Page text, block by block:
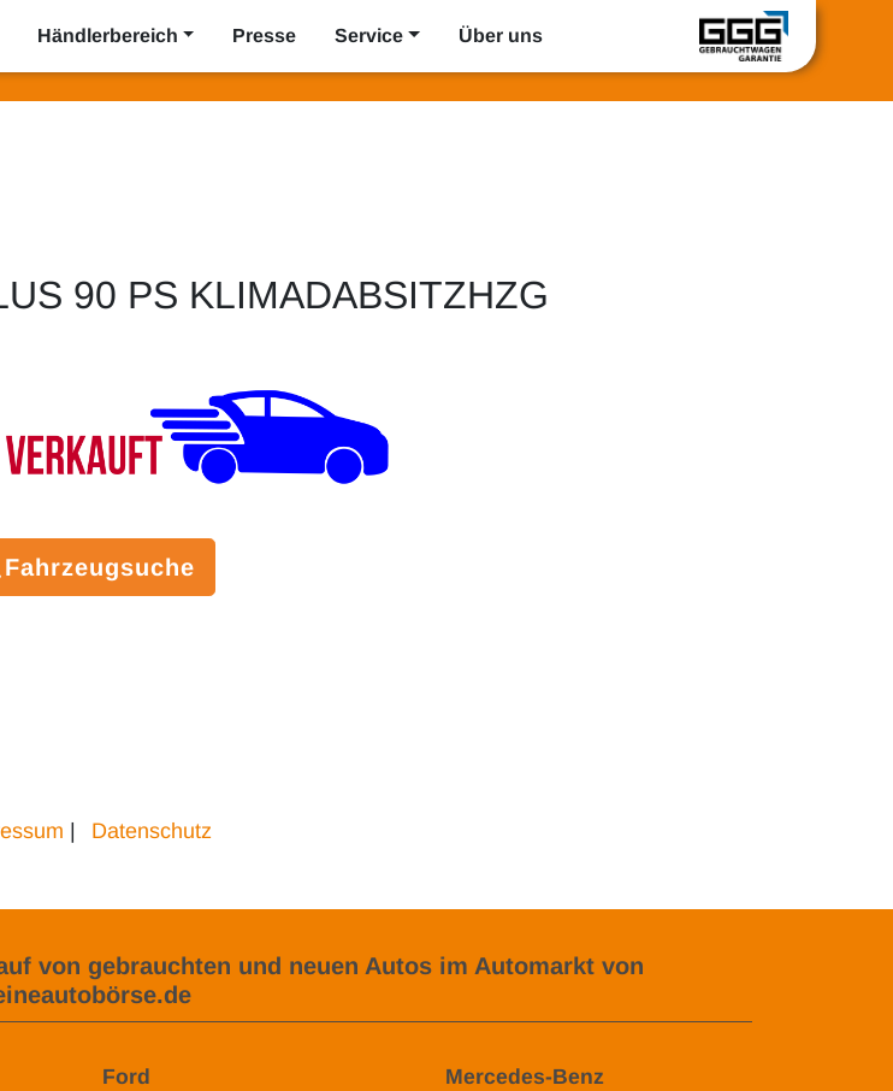
Händlerbereich Presse Service Über uns
90 PS KLIMADABSITZHZG
Fahrzeugsuche
Datenschutz
von gebrauchten und neuen Autos im Automarkt von
Ford Mercedes-Benz